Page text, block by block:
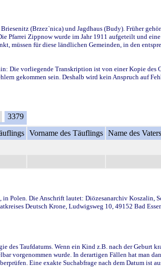
(Brzez`nica) und Jagdhaus (Budy). Früher
Pfarrei Zippnow wurde im Jahr 1911 aufgeteilt und
für diese ländlichen Gemeinden, in den
Die vorliegende Transkription ist von einer Kopie
gekommen sein. Deshalb wird kein Anspruch auf
3379
Vorname des Täuflings Name des Vaters
Polen. Die Anschrift lautet: Diözesanarchiv Koszalin,
Deutsch Krone, Ludwigsweg 10, 49152 Bad
Taufdatums. Wenn ein Kind z.B. nach der Geburt
vorgenommen wurde. In derartigen Fällen hat man
Eine exakte Suchabfrage nach dem Datum ist